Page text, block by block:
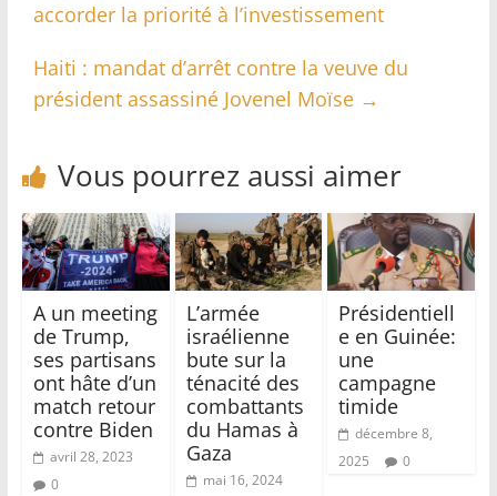
accorder la priorité à l’investissement
Haiti : mandat d’arrêt contre la veuve du
président assassiné Jovenel Moïse →
Vous pourrez aussi aimer
A un meeting
de Trump,
ses partisans
ont hâte d’un
match retour
contre Biden
avril 28, 2023
0
L’armée
israélienne
bute sur la
ténacité des
combattants
du Hamas à
Gaza
mai 16, 2024
Présidentiell
e en Guinée:
une
campagne
timide
décembre 8,
2025
0